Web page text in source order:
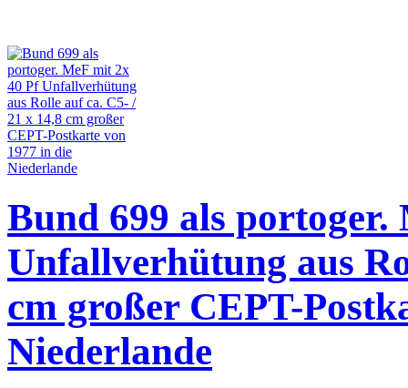
Bund 699 als portoger.
Unfallverhütung aus
cm großer CEPT-
Niederlande